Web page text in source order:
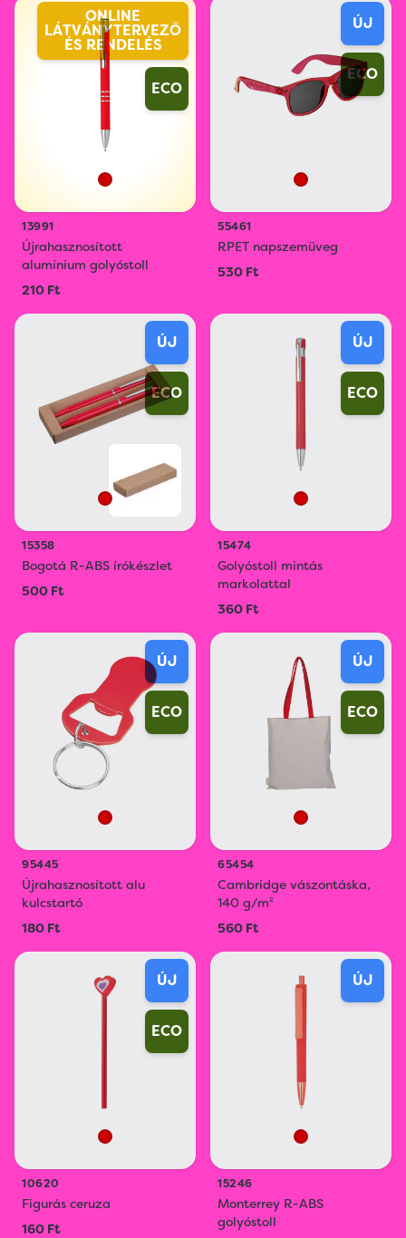
ONLINE
LÁTVÁNYTERVEZŐ
ÉS RENDELÉS
ECO
13991
Újrahasznosított
alumínium golyóstoll
210 Ft
ÚJ
ECO
55461
RPET napszemüveg
530 Ft
ÚJ
ECO
15358
Bogotá R-ABS írókészlet
500 Ft
ÚJ
ECO
15474
Golyóstoll mintás
markolattal
360 Ft
ÚJ
ECO
95445
Újrahasznosított alu
kulcstartó
180 Ft
ÚJ
ECO
65454
Cambridge vászontáska,
140 g/m²
560 Ft
ÚJ
ECO
10620
Figurás ceruza
160 Ft
ÚJ
15246
Monterrey R-ABS
golyóstoll